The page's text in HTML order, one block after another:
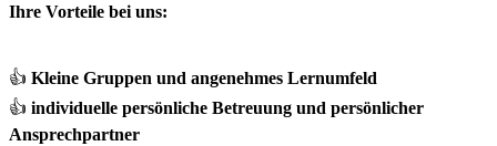
Ihre Vorteile bei uns:
👍 Kleine Gruppen und angenehmes Lernumfeld
👍 individuelle persönliche Betreuung und persönlicher
Ansprechpartner